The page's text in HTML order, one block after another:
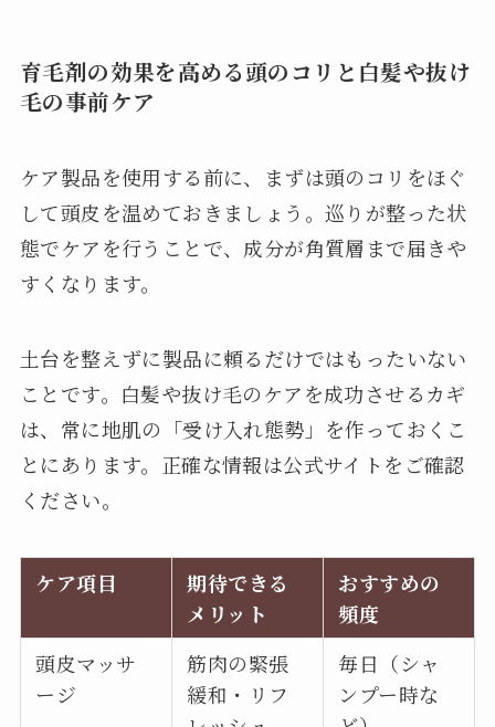
育毛剤の効果を高める頭のコリと白髪や抜け
毛の事前ケア
ケア製品を使用する前に、まずは頭のコリをほぐ
して頭皮を温めておきましょう。巡りが整った状
態でケアを行うことで、成分が角質層まで届きや
すくなります。
土台を整えずに製品に頼るだけではもったいない
ことです。白髪や抜け毛のケアを成功させるカギ
は、常に地肌の「受け入れ態勢」を作っておくこ
とにあります。正確な情報は公式サイトをご確認
ください。
ケア項目
期待できる
メリット
おすすめの
頻度
頭皮マッサ
ージ
筋肉の緊張
緩和・リフ
毎日（シャ
ンプー時な